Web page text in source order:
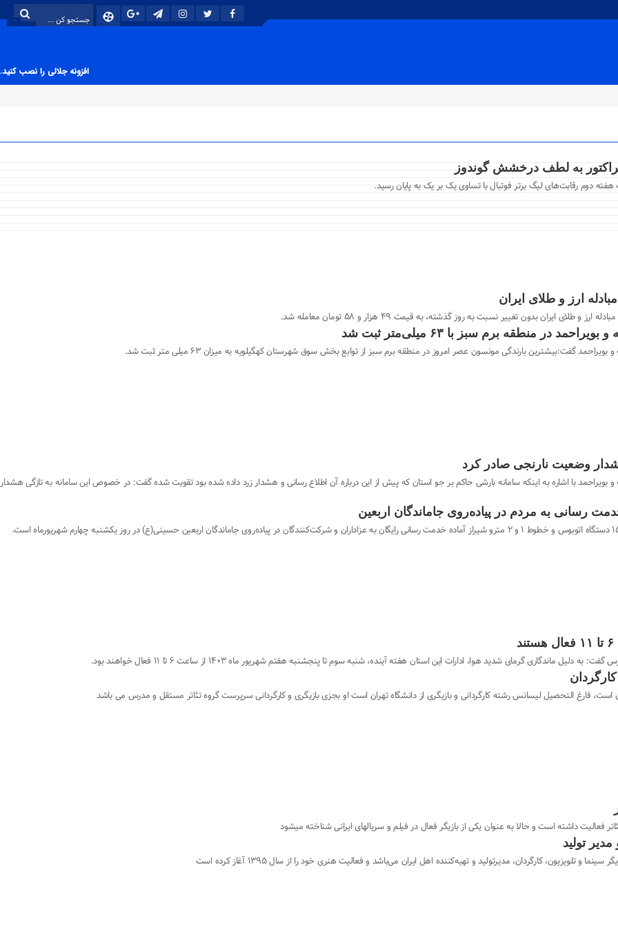
افزونه جلالی را نصب کنید.
دوم رقابت‌های لیگ برتر فوتبال با تساوی یک بر یک به پایان رسید.
ارز و طلای ایران
ایران بدون تغییر نسبت به‌ روز گذشته، به قیمت ۴۹ هزار و ۵۸ تومان معامله شد.
در منطقه برم سبز با ۶۳ میلی‌متر ثبت شد
گفت:بیشترین بارندگی مونسون عصر امروز در منطقه برم سبز از توابع بخش سوق شهرستان کهگیلویه به میزان ۶۳ میلی‌ متر ثبت شد.
وضعیت نارنجی صادر کرد
با اشاره به اینکه سامانه بارشی حاکم بر جو استان که پیش از این درباره آن اطلاع رسانی و هشدار زرد داده شده بود تقویت شده گفت: در خصوص این سامانه به تازگی هشدار
ماندگاری گرمای شدید هوا، ادارات این استان هفته آینده، شنبه سوم تا پنجشنبه هفتم شهریور ماه ۱۴۰۳ از ساعت ۶ تا ۱۱ فعال خواهند بود.
فعالیت داشته است و حالا به عنوان یکی از بازیگر فعال در فیلم و سریالهای ایرانی شناخته میشود
تولید